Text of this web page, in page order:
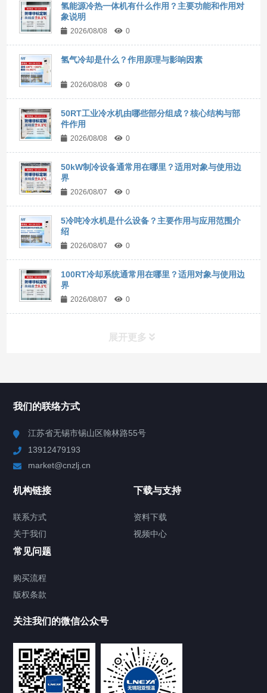
氢能源冷热一体机有什么作用？主要功能和作用对
象说明
2026/08/08 0
氢气冷却是什么？作用原理与影响因素
2026/08/08 0
50RT工业冷水机由哪些部分组成？核心结构与部
件作用
2026/08/08 0
50kW制冷设备通常用在哪里？适用对象与使用边
界
2026/08/07 0
5冷吨冷水机是什么设备？主要作用与应用范围介
绍
2026/08/07 0
100RT冷却系统通常用在哪里？适用对象与使用边
界
2026/08/07 0
展开更多
Chiller高精度制冷循环器
TCU温度控制单元
Chiller气体控温系统
Chamber试验箱
我们的联络方式
江苏省无锡市锡山区翰林路55号
13912479193
market@cnzlj.cn
机构链接
联系方式
关于我们
下载与支持
资料下载
视频中心
常见问题
购买流程
版权条款
关注我们的微信公众号